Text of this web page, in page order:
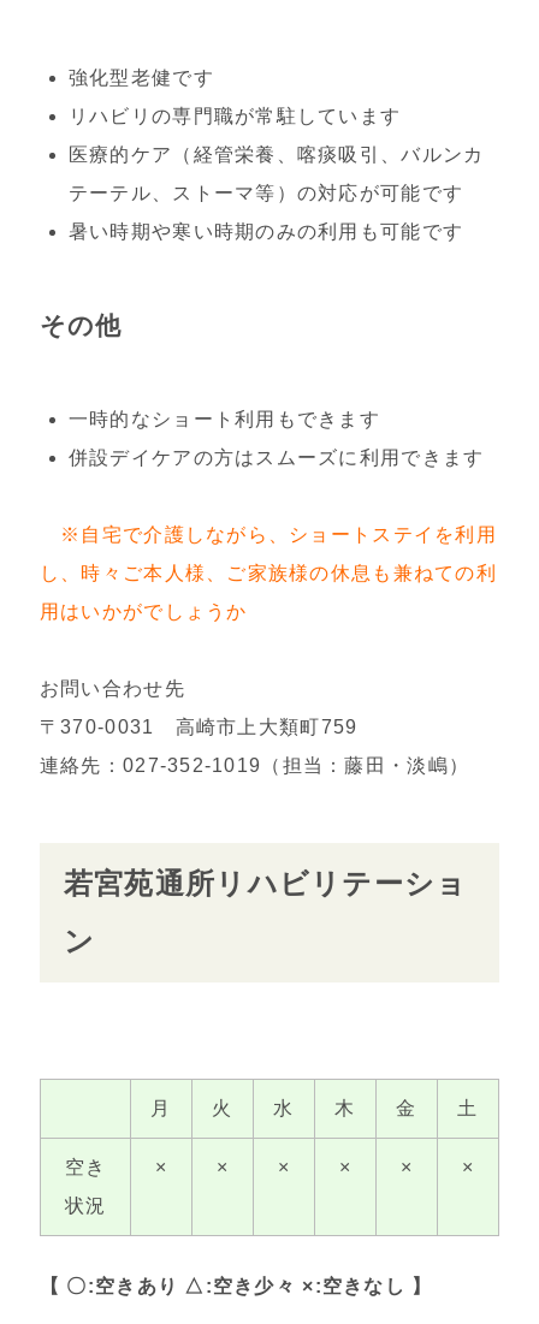
強化型老健です
リハビリの専門職が常駐しています
医療的ケア（経管栄養、喀痰吸引、バルンカ
テーテル、ストーマ等）の対応が可能です
暑い時期や寒い時期のみの利用も可能です
その他
一時的なショート利用もできます
併設デイケアの方はスムーズに利用できます
※自宅で介護しながら、ショートステイを利用
し、時々ご本人様、ご家族様の休息も兼ねての利
用はいかがでしょうか
お問い合わせ先
〒370-0031 高崎市上大類町759
連絡先：027-352-1019（担当：藤田・淡嶋）
若宮苑通所リハビリテーショ
ン
月 火 水 木 金 土
空き
状況
× × × × × ×
【 〇:空きあり △:空き少々 ×:空きなし 】